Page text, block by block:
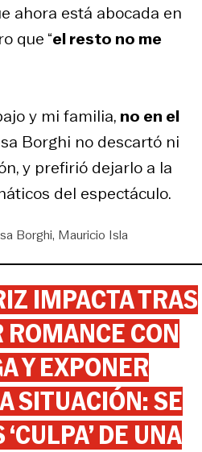
ahora está abocada en
que “el resto no me
y mi familia, no en el
Borghi no descartó ni
y prefirió dejarlo a la
del espectáculo.
Borghi Mauricio Isla
IMPACTA TRAS
CON
Y EXPONER
SITUACIÓN: SE
DE UNA